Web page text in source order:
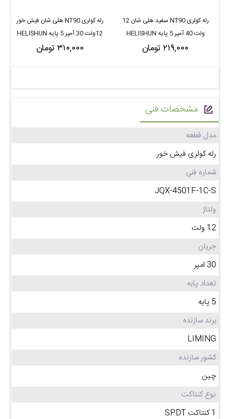
رله کولری NT90 سفید هلی شان 12
ولت 40 آمپر 5 پایه HELISHUN
HLS-T91-16F-1-C
۲۱۹,۰۰۰ تومان
رله کولری NT90 هلی شان فیش خور
12ولت 30 آمپر 5 پایه HELISHUN
HLS-T91-16F-2-C
۳۱۰,۰۰۰ تومان
مشخصات فنی
مدل قطعه
رله کولری فیش خور
شماره فنی
JQX-4501F-1C-S
ولتاژ
12 ولت
جریان
30 امپر
تعداد پایه
5 پایه
برند سازنده
LIMING
کشور سازنده
چین
نوع کنتاکت
1 کنتاکت SPDT